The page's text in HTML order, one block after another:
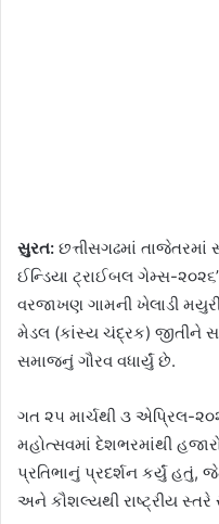
સુરત: છત્તીસગઢમાં તાજેતરમાં
ઈન્ડિયા ટ્રાઈબલ ગેમ્સ-
વરજાખણ ગામની ખેલાડી
મેડલ (કાંસ્ય ચંદ્રક) જીતીને
સમાજનું ગૌરવ વધાર્યું છે.
ગત ૨૫ માર્ચથી ૩ એપ્રિલ-
મહોત્સવમાં દેશભરમાંથી
પ્રતિભાનું પ્રદર્શન કર્યું હતું,
અને કૌશલ્યથી રાષ્ટ્રીય